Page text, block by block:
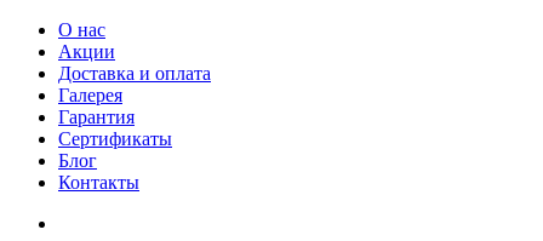
О нас
Акции
Доставка и оплата
Галерея
Гарантия
Сертификаты
Блог
Контакты